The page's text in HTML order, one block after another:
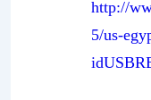
http://
5/us-